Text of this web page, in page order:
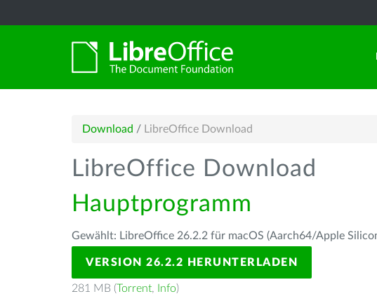
Download / LibreOffice Download
LibreOffice Download
Hauptprogramm
Gewählt: LibreOffice 26.2.2 für macOS (Aarch64/Apple
VERSION 26.2.2 HERUNTERLADEN
281 MB (Torrent, Info)